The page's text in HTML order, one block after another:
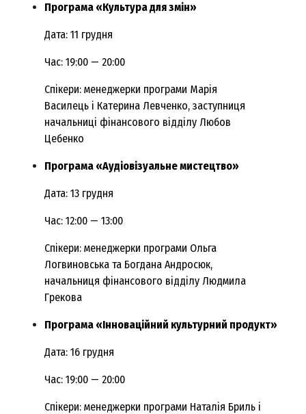
Програма «Культура для змін»
Дата: 11 грудня
Час: 19:00 — 20:00
Спікери: менеджерки програми Марія
Василець і Катерина Левченко, заступниця
начальниці фінансового відділу Любов
Цебенко
Програма «Аудіовізуальне мистецтво»
Дата: 13 грудня
Час: 12:00 — 13:00
Спікери: менеджерки програми Ольга
Логвиновська та Богдана Андросюк,
начальниця фінансового відділу Людмила
Грекова
Програма «Інноваційний культурний продукт»
Дата: 16 грудня
Час: 19:00 — 20:00
Спікери: менеджерки програми Наталія Бриль і